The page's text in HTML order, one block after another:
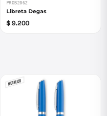
PROB2062
Libreta Degas
$ 9.200